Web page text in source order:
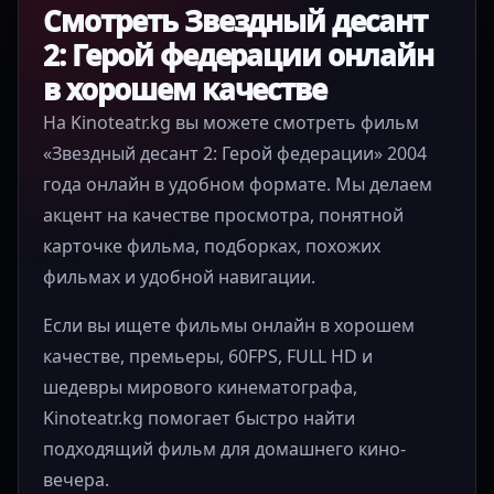
Смотреть Звездный десант
2: Герой федерации онлайн
в хорошем качестве
На Kinoteatr.kg вы можете смотреть фильм
«Звездный десант 2: Герой федерации» 2004
года онлайн в удобном формате. Мы делаем
акцент на качестве просмотра, понятной
карточке фильма, подборках, похожих
фильмах и удобной навигации.
Если вы ищете фильмы онлайн в хорошем
качестве, премьеры, 60FPS, FULL HD и
шедевры мирового кинематографа,
Kinoteatr.kg помогает быстро найти
подходящий фильм для домашнего кино-
вечера.